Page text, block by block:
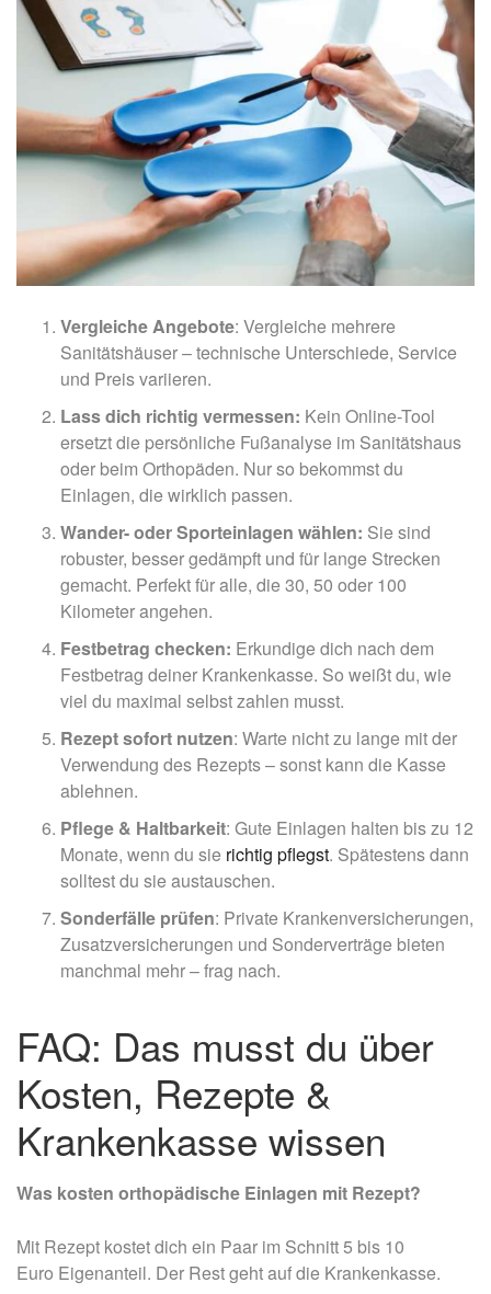
Vergleiche Angebote: Vergleiche mehrere
Sanitätshäuser – technische Unterschiede, Service
und Preis variieren.
Lass dich richtig vermessen: Kein Online-Tool
ersetzt die persönliche Fußanalyse im Sanitätshaus
oder beim Orthopäden. Nur so bekommst du
Einlagen, die wirklich passen.
Wander- oder Sporteinlagen wählen: Sie sind
robuster, besser gedämpft und für lange Strecken
gemacht. Perfekt für alle, die 30, 50 oder 100
Kilometer angehen.
Festbetrag checken: Erkundige dich nach dem
Festbetrag deiner Krankenkasse. So weißt du, wie
viel du maximal selbst zahlen musst.
Rezept sofort nutzen: Warte nicht zu lange mit der
Verwendung des Rezepts – sonst kann die Kasse
ablehnen.
Pflege & Haltbarkeit: Gute Einlagen halten bis zu 12
Monate, wenn du sie richtig pflegst. Spätestens dann
solltest du sie austauschen.
Sonderfälle prüfen: Private Krankenversicherungen,
Zusatzversicherungen und Sonderverträge bieten
manchmal mehr – frag nach.
FAQ: Das musst du über
Kosten, Rezepte &
Krankenkasse wissen
Was kosten orthopädische Einlagen mit Rezept?
Mit Rezept kostet dich ein Paar im Schnitt 5 bis 10
Euro Eigenanteil. Der Rest geht auf die Krankenkasse.